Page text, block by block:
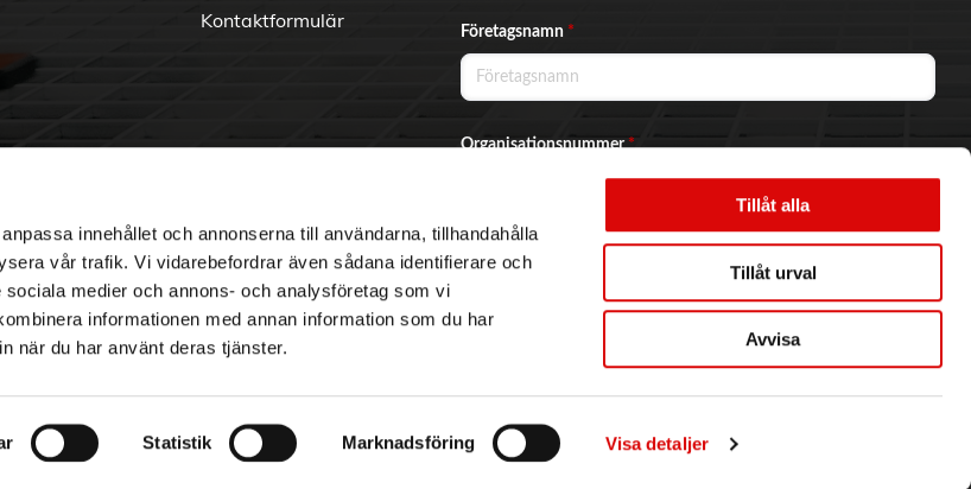
innehållet och annonserna till användarna, tillhandahålla
vår trafik. Vi vidarebefordrar även sådana identifierare och
medier och annons- och analysföretag som vi
informationen med annan information som du har
när du har använt deras tjänster.
Statistik Marknadsföring Visa detaljer
Tillåt alla
Tillåt urval
Avvisa
Kontaktformulär
Företagsnamn *
Organisationsnummer*
Ja, jag vill prenumerera på nyhetsbrevet.
Copyright © 2026 Order Nordic